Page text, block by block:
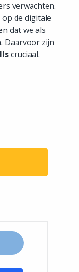
verwachten.
de digitale
dat we als
Daarvoor zijn
cruciaal.